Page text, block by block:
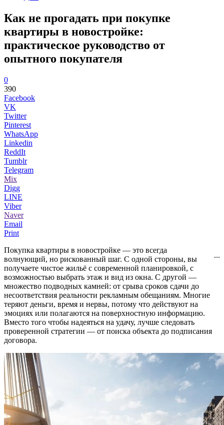
Как не прогадать при покупке
квартиры в новостройке:
практическое руководство от
опытного покупателя
0
390
Facebook
VK
Twitter
Pinterest
WhatsApp
Linkedin
ReddIt
Tumblr
Telegram
Mix
Digg
LINE
Viber
Naver
Email
Print
...
Покупка квартиры в новостройке — это всегда
волнующий, но рискованный шаг. С одной стороны, вы
получаете чистое жильё с современной планировкой, с
возможностью выбрать этаж и вид из окна. С другой —
множество подводных камней: от срыва сроков сдачи до
несоответствия реальности рекламным обещаниям. Многие
теряют деньги, время и нервы, потому что действуют на
эмоциях или полагаются на поверхностную информацию.
Вместо того чтобы надеяться на удачу, лучше следовать
проверенной стратегии — от поиска объекта до подписания
договора.